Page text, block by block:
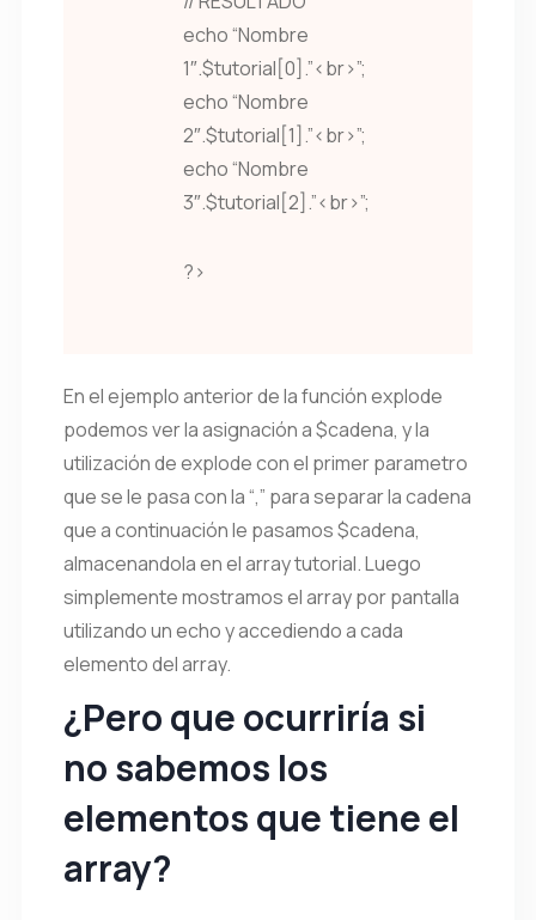
echo “Nombre
1″.$tutorial[0].”<br>”;
echo “Nombre
2″.$tutorial[1].”<br>”;
echo “Nombre
3″.$tutorial[2].”<br>”;
?>
En el ejemplo anterior de la función explode
podemos ver la asignación a $cadena, y la
utilización de explode con el primer parametro
que se le pasa con la “,” para separar la cadena
que a continuación le pasamos $cadena,
almacenandola en el array tutorial. Luego
simplemente mostramos el array por pantalla
utilizando un echo y accediendo a cada
elemento del array.
¿Pero que ocurriría si
no sabemos los
elementos que tiene el
array?